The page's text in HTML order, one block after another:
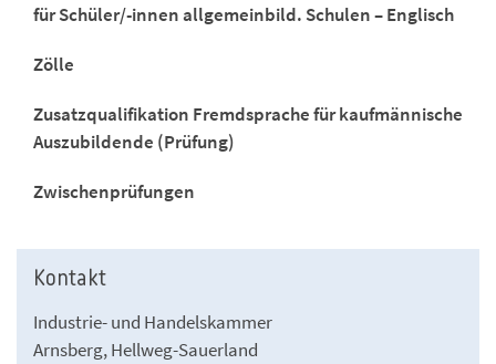
für Schüler/-innen allgemeinbild. Schulen – Englisch
Zölle
Zusatzqualifikation Fremdsprache für kaufmännische
Auszubildende (Prüfung)
Zwischenprüfungen
Kontakt
Industrie- und Handelskammer
Arnsberg, Hellweg-Sauerland